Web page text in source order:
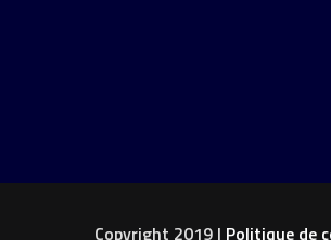
Copyright 2019 | Politique de